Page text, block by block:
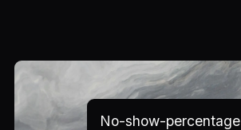
No-show-percentage